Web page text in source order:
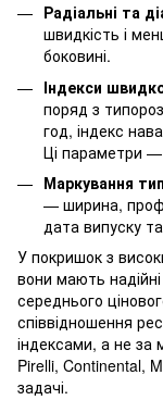
Радіальні та
швидкість і
боковині.
Індекси
поряд з
год, індекс
Ці параметри
Маркування
— ширина,
дата випуску
У покришок з
вони мають
середнього
співвідношення
індексами, а не
Pirelli, Continental,
задачі.